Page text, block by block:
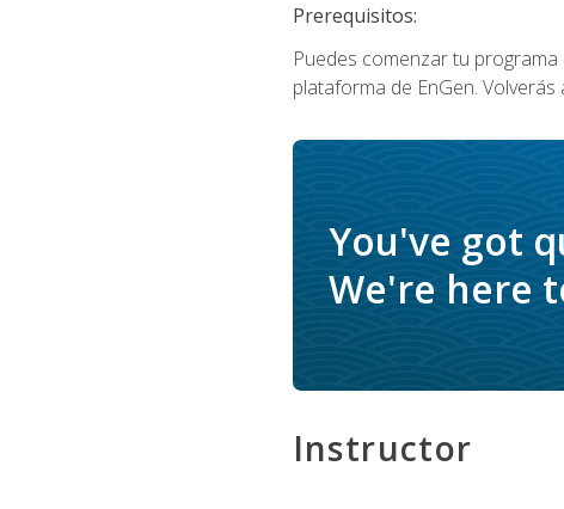
Prerequisitos:
Puedes comenzar tu
plataforma de EnGen.
You've got
We're here
Instructor